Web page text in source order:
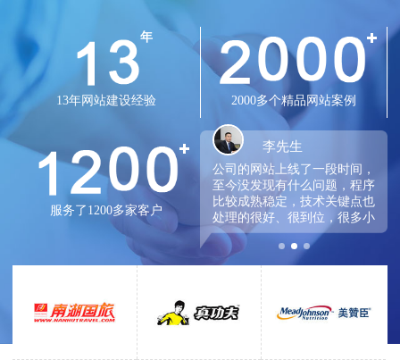
年
13年网站建设经验 2000多个精品网站案例
服务了1200多家客户
孙小姐
合作有2年了，网站设计师很
尽责很耐心，版面设计也比较
有创意，新颖，很大气，交互
性也特别好，网站上线很久
了，很流畅，响应也快了，合
作开了都不想换服务商了。
李先生
公司的网站上线了一段时间，
至今没发现有什么问题，程序
比较成熟稳定，技术关键点也
处理的很好、很到位，很多小
细节方便都做的很好，工作效
率也蛮高。